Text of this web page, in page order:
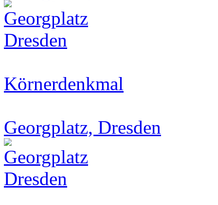
Körnerdenkmal
Georgplatz, Dresden